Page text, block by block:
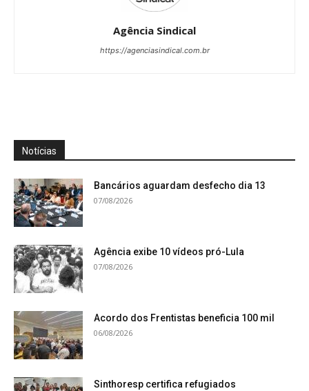
Agência Sindical
https://agenciasindical.com.br
Notícias
Bancários aguardam desfecho dia 13
07/08/2026
Agência exibe 10 vídeos pró-Lula
07/08/2026
Acordo dos Frentistas beneficia 100 mil
06/08/2026
Sinthoresp certifica refugiados